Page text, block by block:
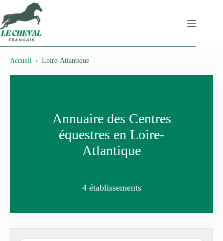
au
contenu
Accueil Loire-Atlantique
Annuaire des Centres
équestres en Loire-
Atlantique
4 établissements